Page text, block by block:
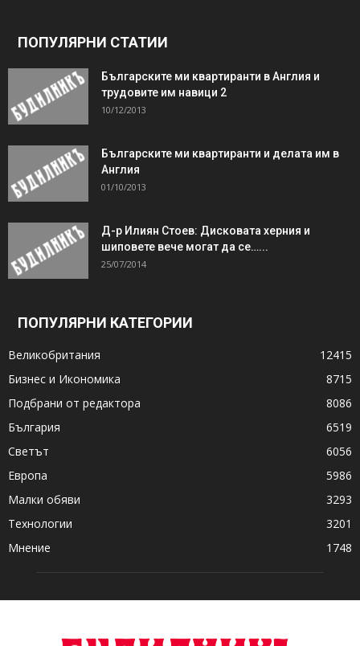
ПОПУЛЯРНИ СТАТИИ
Българските ми квартиранти в Англия и
трудовите им навици 2
10/12/2013
Българските ми квартиранти и делата им в
Англия
01/10/2013
Д-р Илиян Стоев: Дисковата херния и
шиповете вече могат да се…...
25/07/2014
ПОПУЛЯРНИ КАТЕГОРИИ
Великобритания
12415
Бизнес и Икономика
8715
Подбрани от редактора
8086
България
6519
Светът
6056
Европа
5986
Малки обяви
3293
Технологии
3201
Мнение
1748